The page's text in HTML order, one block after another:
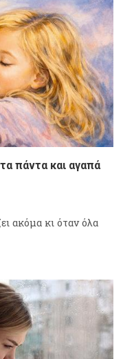
πάντα και αγαπά
ακόμα κι όταν όλα